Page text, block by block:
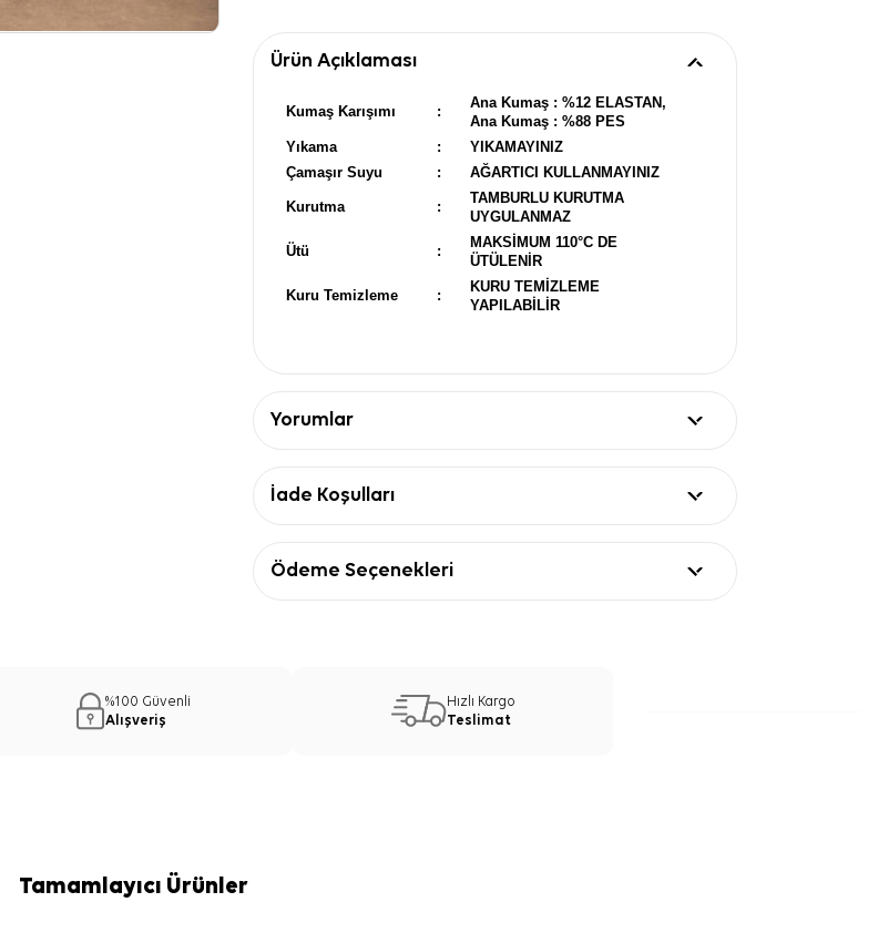
Ürün Açıklaması
Kumaş Karışımı :
Ana Kumaş : %12 ELASTAN,
Ana Kumaş : %88 PES
Yıkama
:
YIKAMAYINIZ
Çamaşır Suyu
: AĞARTICI KULLANMAYINIZ
Kurutma :
TAMBURLU KURUTMA
UYGULANMAZ
Ütü :
MAKSİMUM 110°C DE
ÜTÜLENİR
Kuru Temizleme :
KURU TEMİZLEME
YAPILABİLİR
Yorumlar
İade Koşulları
Ödeme Seçenekleri
%100 Güvenli
Alışveriş
Hızlı Kargo
Teslimat
Tamamlayıcı Ürünler